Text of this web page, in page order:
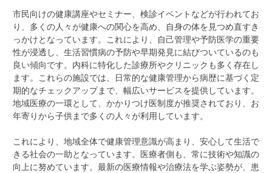
市民向けの健康講座やセミナー、検診イベントなどが行われてお
り、多くの人々が健康への関心を高め、自身の体を見つめ直すき
っかけとなっています。これにより、自己管理や予防医学の重要
性が浸透し、生活習慣病の予防や早期発見に結びついているのも
良い傾向です。内科に特化した診療所やクリニックも多く存在し
ます。これらの施設では、日常的な健康管理から病歴に基づく定
期的なチェックアップまで、幅広いサービスを提供しています。
地域医療の一環として、かかりつけ医制度が推奨されており、お
年寄りから子供まで多くの人々が利用しています。
これにより、地域全体で健康管理意識が高まり、安心して生活で
きる社会の一助となっています。医療者側も、常に技術や知識の
向上に努めています。最新の医療情報や治療法を学ぶ姿勢が、患